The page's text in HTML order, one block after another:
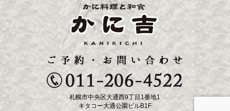
札幌市中央区大通西9丁目1番地1
キタコー大通公園ビルB1F